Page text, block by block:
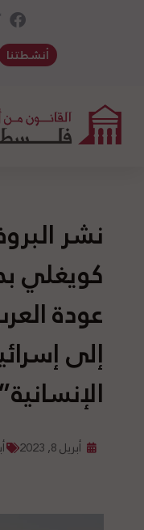
أنشطتنا
نشر
كويغلي
عودة
إلى
الإنسانية”
أبريل 8, 2023